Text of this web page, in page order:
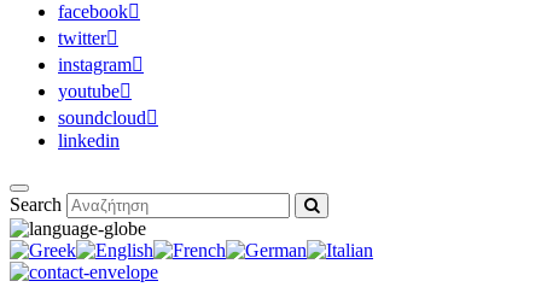
facebook
twitter
instagram
youtube
soundcloud
linkedin
Search